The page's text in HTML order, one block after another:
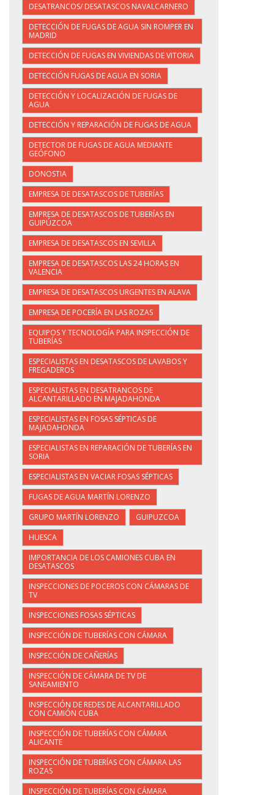
DESATRANCOS/ DESATASCOS NAVALCARNERO
DETECCIÓN DE FUGAS DE AGUA SIN ROMPER EN
MADRID
DETECCIÓN DE FUGAS EN VIVIENDAS DE VITORIA
DETECCIÓN FUGAS DE AGUA EN SORIA
DETECCIÓN Y LOCALIZACIÓN DE FUGAS DE
AGUA
DETECCIÓN Y REPARACIÓN DE FUGAS DE AGUA
DETECTOR DE FUGAS DE AGUA MEDIANTE
GEÓFONO
DONOSTIA
EMPRESA DE DESATASCOS DE TUBERÍAS
EMPRESA DE DESATASCOS DE TUBERÍAS EN
GUIPÚZCOA
EMPRESA DE DESATASCOS EN SEVILLA
EMPRESA DE DESATASCOS LAS 24 HORAS EN
VALENCIA
EMPRESA DE DESATASCOS URGENTES EN ALAVA
EMPRESA DE POCERÍA EN LAS ROZAS
EQUIPOS Y TECNOLOGÍA PARA INSPECCIÓN DE
TUBERÍAS
ESPECIALISTAS EN DESATASCOS DE LAVABOS Y
FREGADEROS
ESPECIALISTAS EN DESATRANCOS DE
ALCANTARILLADO EN MAJADAHONDA
ESPECIALISTAS EN FOSAS SÉPTICAS DE
MAJADAHONDA
ESPECIALISTAS EN REPARACIÓN DE TUBERÍAS EN
SORIA
ESPECIALISTAS EN VACIAR FOSAS SÉPTICAS
FUGAS DE AGUA MARTÍN LORENZO
GRUPO MARTÍN LORENZO
GUIPUZCOA
HUESCA
IMPORTANCIA DE LOS CAMIONES CUBA EN
DESATASCOS
INSPECCIONES DE POCEROS CON CÁMARAS DE
TV
INSPECCIONES FOSAS SÉPTICAS
INSPECCIÓN DE TUBERÍAS CON CÁMARA
INSPECCIÓN DE CAÑERÍAS
INSPECCIÓN DE CÁMARA DE TV DE
SANEAMIENTO
INSPECCIÓN DE REDES DE ALCANTARILLADO
CON CAMIÓN CUBA
INSPECCIÓN DE TUBERÍAS CON CÁMARA
ALICANTE
INSPECCIÓN DE TUBERÍAS CON CÁMARA LAS
ROZAS
INSPECCIÓN DE TUBERÍAS CON CÁMARA